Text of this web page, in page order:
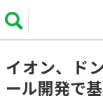
イオン、ド
ール開発で